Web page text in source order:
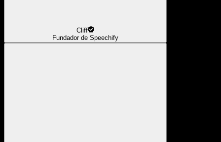
Cliff
Fundador de Speechify